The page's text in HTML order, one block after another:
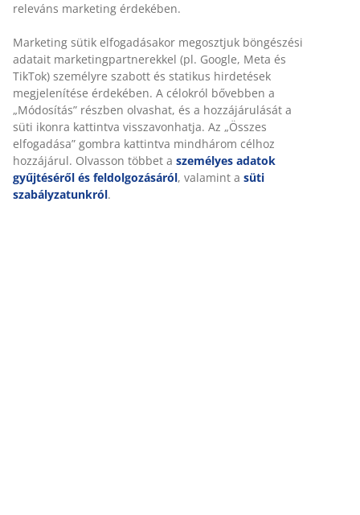
releváns marketing érdekében.
Marketing sütik elfogadásakor megosztjuk böngészési
adatait marketingpartnerekkel (pl. Google, Meta és
TikTok) személyre szabott és statikus hirdetések
megjelenítése érdekében. A célokról bővebben a
„Módosítás” részben olvashat, és a hozzájárulását a
süti ikonra kattintva visszavonhatja. Az „Összes
elfogadása” gombra kattintva mindhárom célhoz
hozzájárul. Olvasson többet a személyes adatok
gyűjtéséről és feldolgozásáról, valamint a süti
szabályzatunkról.